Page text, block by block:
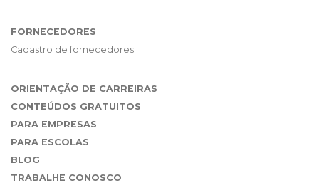
FORNECEDORES
Cadastro de fornecedores
ORIENTAÇÃO DE CARREIRAS
CONTEÚDOS GRATUITOS
PARA EMPRESAS
PARA ESCOLAS
BLOG
TRABALHE CONOSCO